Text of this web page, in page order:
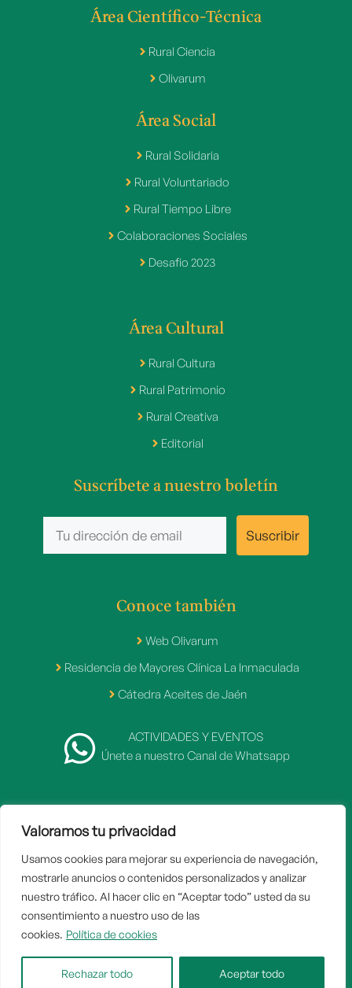
Valoramos tu privacidad
Usamos cookies para mejorar su experiencia de navegación,
mostrarle anuncios o contenidos personalizados y analizar
nuestro tráfico. Al hacer clic en “Aceptar todo” usted da su
consentimiento a nuestro uso de las
cookies. Política de cookies
Rechazar todo Aceptar todo
Área Científico-Técnica
Rural Ciencia
Olivarum
Área Social
Rural Solidaria
Rural Voluntariado
Rural Tiempo Libre
Colaboraciones Sociales
Desafio 2023
Área Cultural
Rural Cultura
Rural Patrimonio
Rural Creativa
Editorial
Suscríbete a nuestro boletín
Conoce también
Web Olivarum
Residencia de Mayores Clínica La Inmaculada
Cátedra Aceites de Jaén
ACTIVIDADES Y EVENTOS
Únete a nuestro Canal de Whatsapp
2007 - 2026 © Fundación Caja Rural de Jaén
Inicio
Aviso legal
Politica de privacidad